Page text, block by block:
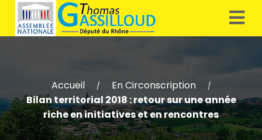
Accueil / En Circonscription /
Bilan territorial 2018 : retour sur une année
riche en initiatives et en rencontres